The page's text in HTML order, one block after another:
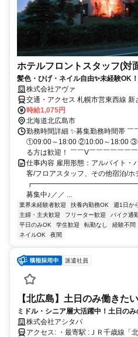
ホテルフロントスタッフ(対
髪色・ひげ・ネイル自由✨未経験OK
株式会社アヴァ
交通・アクセス 札幌市営東西線
時給1,075円
北海道北広島市
勤務時間詳細 ✨募集勤務時間帯 ￣
①09:00～18:00 ②10:00～18:00
る方は歓迎！ ￣￣V￣￣￣￣￣￣
仕事内容 雇用形態：アルバイト・
客/フロアスタッフ、その他宿泊/ホ
┏━━━━━━━━━━━━━━━━━┓
募集中♪／／ ...
業界未経験者歓迎 扶養内勤務OK 週1日か
主婦・主夫歓迎
フリーター歓迎 バイク通
平日のみOK
学生歓迎 転勤なし 経験不問
ネイルOK
夜間
派遣社員
【北広島】土日のみ働きた
ミドル・シニア層大活躍中！土日の
株式会社アシタバ
アクセス: ・最寄駅 :ＪＲ千歳線